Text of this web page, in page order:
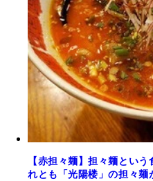
【赤担々麺】担々麺とい
れとも「光陽楼」の担々